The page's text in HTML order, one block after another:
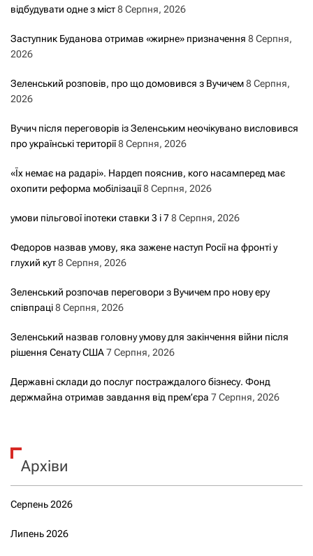
відбудувати одне з міст8 Серпня, 2026
Заступник Буданова отримав «жирне» призначення 8 Серпня,
2026
Зеленський розповів, про що домовився з Вучичем8 Серпня,
2026
Вучич після переговорів із Зеленським неочікувано висловився
про українські території8 Серпня, 2026
«Їх немає на радарі». Нардеп пояснив, кого насамперед має
охопити реформа мобілізації8 Серпня, 2026
умови пільгової іпотеки ставки 3 і 78 Серпня, 2026
Федоров назвав умову, яка зажене наступ Росії на фронті у
глухий кут8 Серпня, 2026
Зеленський розпочав переговори з Вучичем про нову еру
співпраці8 Серпня, 2026
Зеленський назвав головну умову для закінчення війни після
рішення Сенату США7 Серпня, 2026
Державні склади до послуг постраждалого бізнесу. Фонд
держмайна отримав завдання від прем’єра 7 Серпня, 2026
Архіви
Серпень 2026
Липень 2026